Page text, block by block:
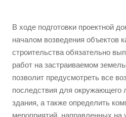
В ходе подготовки проектной
началом возведения объектов
строительства обязательно
работ на застраиваемом
позволит предусмотреть все
последствия для
здания, а также определить
мероприятий, направленных